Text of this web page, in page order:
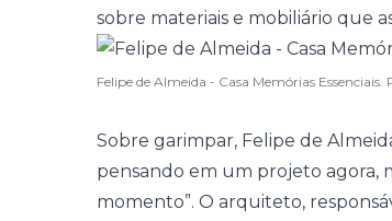
sobre materiais e mobiliário que
Felipe de Almeida - Casa Memórias
Sobre garimpar, Felipe de
pensando em um projeto agora,
momento”. O arquiteto,